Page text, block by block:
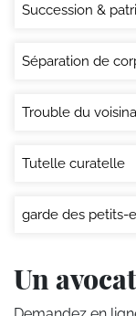
Succession &
Séparation de
Trouble du
Tutelle curatelle
garde des petits-
Un